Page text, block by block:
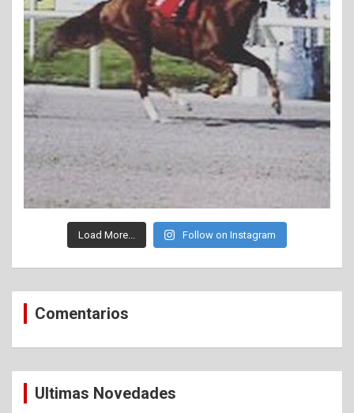
Load More... Follow on Instagram
Comentarios
Ultimas Novedades